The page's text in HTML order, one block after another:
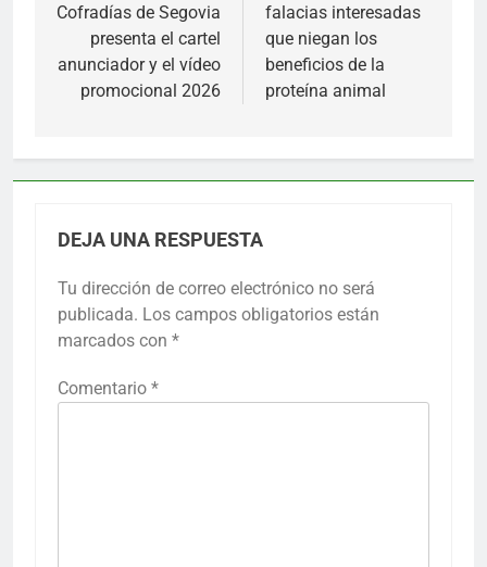
entradas
Cofradías de Segovia
presenta el cartel
anunciador y el vídeo
promocional 2026
falacias interesadas
que niegan los
beneficios de la
proteína animal
DEJA UNA RESPUESTA
Tu dirección de correo electrónico no será
publicada. Los campos obligatorios están
marcados con *
Comentario *